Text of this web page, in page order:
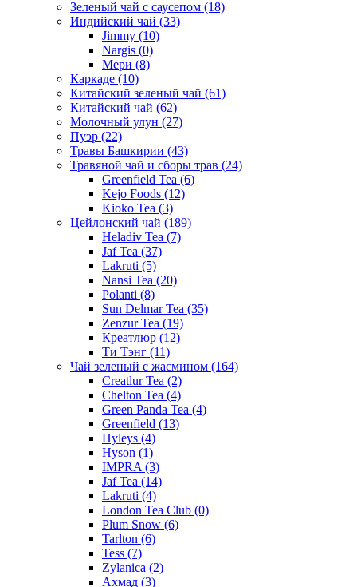
Зеленый чай с саусепом (18)
Индийский чай (33)
Jimmy (10)
Nargis (0)
Мери (8)
Каркаде (10)
Китайский зеленый чай (61)
Китайский чай (62)
Молочный улун (27)
Пуэр (22)
Травы Башкирии (43)
Травяной чай и сборы трав (24)
Greenfield Tea (6)
Kejo Foods (12)
Kioko Tea (3)
Цейлонский чай (189)
Heladiv Tea (7)
Jaf Tea (37)
Lakruti (5)
Nansi Tea (20)
Polanti (8)
Sun Delmar Tea (35)
Zenzur Tea (19)
Креатлюр (12)
Ти Тэнг (11)
Чай зеленый с жасмином (164)
Creatlur Tea (2)
Chelton Tea (4)
Green Panda Tea (4)
Greenfield (13)
Hyleys (4)
Hyson (1)
IMPRA (3)
Jaf Tea (14)
Lakruti (4)
London Tea Club (0)
Plum Snow (6)
Tarlton (6)
Tess (7)
Zylanica (2)
Ахмад (3)